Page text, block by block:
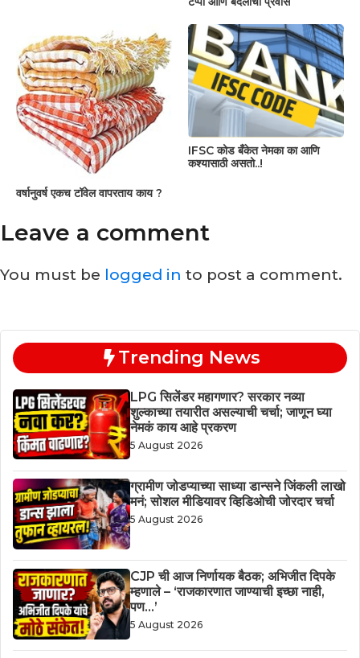
वर्षानुवर्ष एकच टॉवेल वापरताय काय ?
IFSC कोड बँकेत नेमका का आणि
कश्यासाठी असतो..!
Leave a comment
You must be logged in to post a comment.
Trending News
LPG सिलेंडर महागणार? सरकार नव्या
शुल्काच्या तयारीत असल्याची चर्चा; जाणून घ्या
नेमकं काय आहे प्रकरण
5 August 2026
ग्रामीण जोडप्याच्या साध्या डान्सने जिंकली लाखो
मनं; सोशल मीडियावर व्हिडिओची जोरदार चर्चा
5 August 2026
CJP ची आज निर्णायक बैठक; अभिजीत दिपके
म्हणाले – ‘राजकारणात जाण्याची इच्छा नाही,
पण…’
5 August 2026